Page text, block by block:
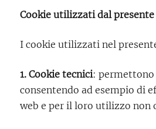
Cookie utilizzati dal
I cookie utilizzati nel
1. Cookie tecnici: permettono
consentendo ad esempio di
web e per il loro utilizzo non